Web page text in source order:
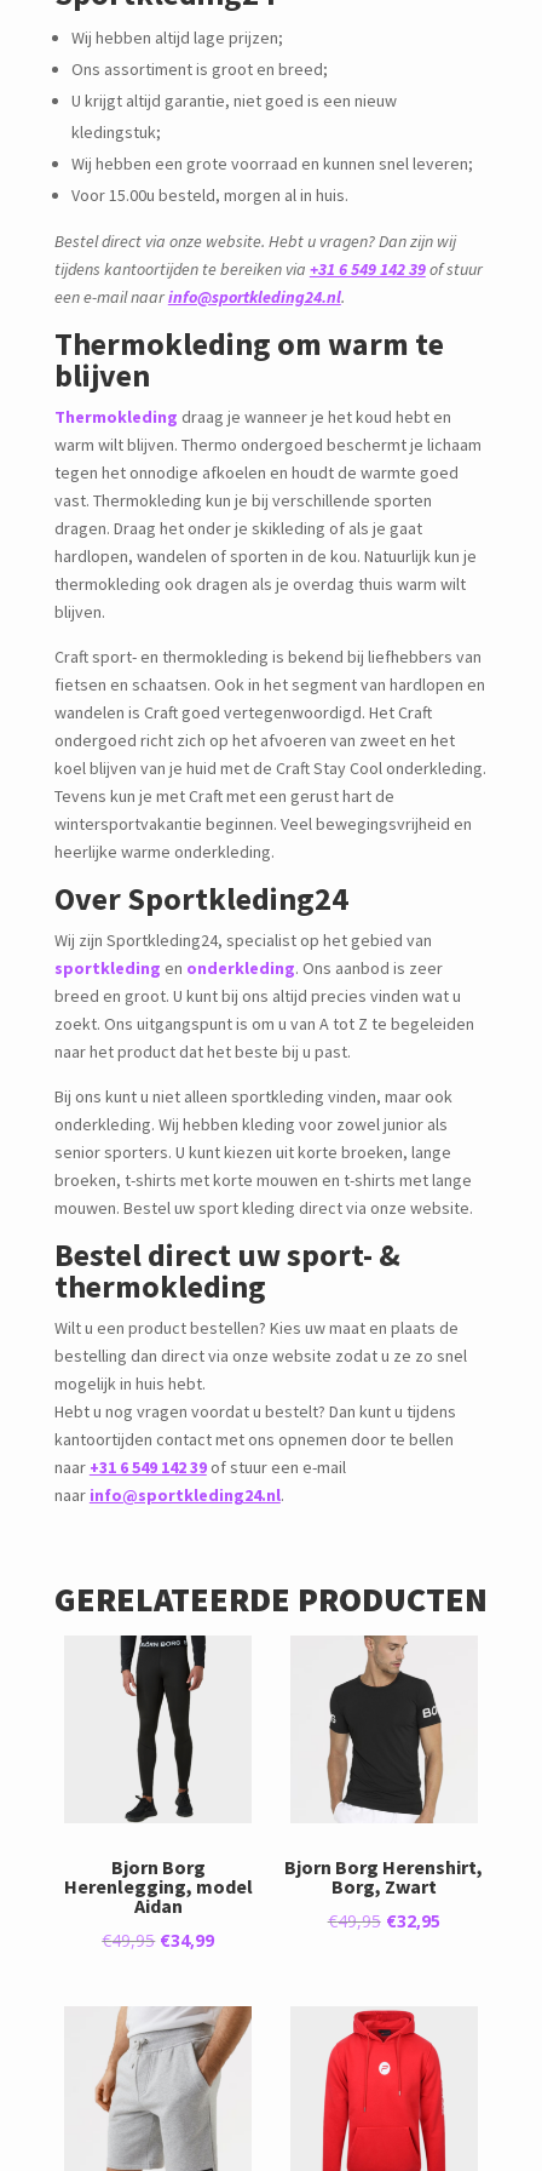
Wij hebben altijd lage prijzen;
Ons assortiment is groot en breed;
U krijgt altijd garantie, niet goed is een nieuw
kledingstuk;
Wij hebben een grote voorraad en kunnen snel leveren;
Voor 15.00u besteld, morgen al in huis.
Bestel direct via onze website. Hebt u vragen? Dan zijn wij
tijdens kantoortijden te bereiken via +31 6 549 142 39of stuur
een e-mail naarinfo@sportkleding24.nl.
Thermokleding om warm te
blijven
Thermokleding draag je wanneer je het koud hebt en
warm wilt blijven. Thermo ondergoed beschermt je lichaam
tegen het onnodige afkoelen en houdt de warmte goed
vast. Thermokleding kun je bij verschillende sporten
dragen. Draag het onder je skikleding of als je gaat
hardlopen, wandelen of sporten in de kou. Natuurlijk kun je
thermokleding ook dragen als je overdag thuis warm wilt
blijven.
Craft sport- en thermokleding is bekend bij liefhebbers van
fietsen en schaatsen. Ook in het segment van hardlopen en
wandelen is Craft goed vertegenwoordigd. Het Craft
ondergoed richt zich op het afvoeren van zweet en het
koel blijven van je huid met de Craft Stay Cool onderkleding.
Tevens kun je met Craft met een gerust hart de
wintersportvakantie beginnen. Veel bewegingsvrijheid en
heerlijke warme onderkleding.
Over Sportkleding24
Wij zijn Sportkleding24, specialist op het gebied van
sportkleding en onderkleding. Ons aanbod is zeer
breed en groot. U kunt bij ons altijd precies vinden wat u
zoekt. Ons uitgangspunt is om u van A tot Z te begeleiden
naar het product dat het beste bij u past.
Bij ons kunt u niet alleen sportkleding vinden, maar ook
onderkleding. Wij hebben kleding voor zowel junior als
senior sporters. U kunt kiezen uit korte broeken, lange
broeken, t-shirts met korte mouwen en t-shirts met lange
mouwen. Bestel uw sport kleding direct via onze website.
Bestel direct uw sport- &
thermokleding
Wilt u een product bestellen? Kies uw maat en plaats de
bestelling dan direct via onze website zodat u ze zo snel
mogelijk in huis hebt.
Hebt u nog vragen voordat u bestelt? Dan kunt u tijdens
kantoortijden contact met ons opnemen door te bellen
naar +31 6 549 142 39of stuur een e-mail
naar info@sportkleding24.nl.
GERELATEERDE PRODUCTEN
Bjorn Borg
Herenlegging, model
Aidan
€49,95 Oorspronkelijke
was:
€49,95.
€34,99Huidige
is:
€34,99.
Bjorn Borg Herenshirt,
Borg, Zwart
€49,95 Oorspronkelijke
€49,95.
€32,95Huidige